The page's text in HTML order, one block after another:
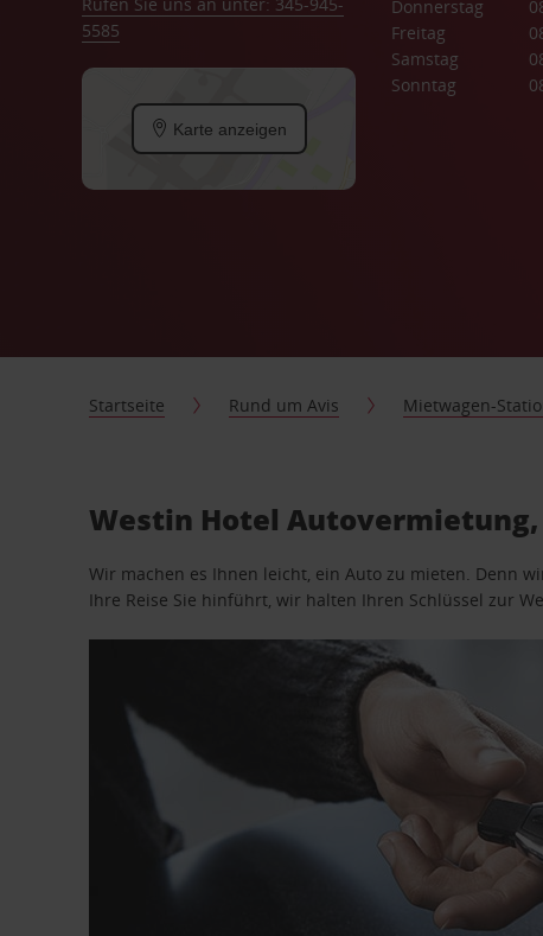
5585
Karte anzeigen
Donnerstag
Freitag
Samstag
Sonntag
Startseite Rund um Avis Mietwagen-
Westin Hotel
Wir machen es Ihnen leicht, ein Auto zu mieten. Denn
Ihre Reise Sie hinführt, wir halten Ihren Schlüssel zur